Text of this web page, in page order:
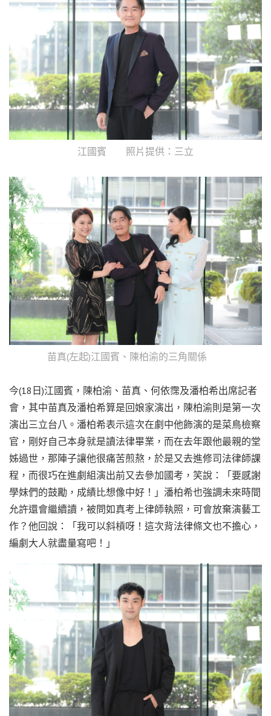
江國賓 照片提供：三立
苗真(左起)江國賓、陳柏渝的三角關係
今(18日)江國賓，陳柏渝、苗真、何依霈及潘柏希出席記者
會，其中苗真及潘柏希算是回娘家演出，陳柏渝則是第一次
演出三立台八。潘柏希表示這次在劇中他飾演的是菜鳥檢察
官，剛好自己本身就是讀法律畢業，而在去年跟他最親的堂
姊過世，那陣子讓他很痛苦煎熬，於是又去進修司法律師課
程，而很巧在進劇組演出前又去參加國考，笑說：「要感謝
學妹們的鼓勵，成績比想像中好！」潘柏希也強調未來時間
允許還會繼續讀，被問如真考上律師執照，可會放棄演藝工
作？他回說：「我可以斜槓呀！這次背法律條文也不擔心，
編劇大人就盡量寫吧！」